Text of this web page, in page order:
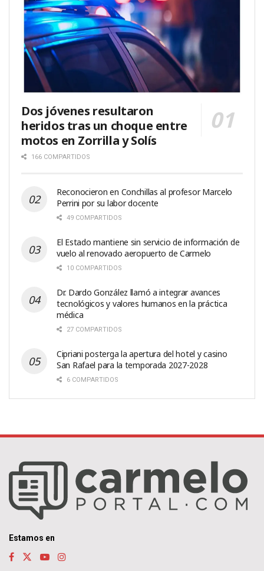
Dos jóvenes resultaron
heridos tras un choque entre
motos en Zorrilla y Solís
166 COMPARTIDOS
Reconocieron en Conchillas al profesor Marcelo
Perrini por su labor docente
49 COMPARTIDOS
El Estado mantiene sin servicio de información de
vuelo al renovado aeropuerto de Carmelo
10 COMPARTIDOS
Dr. Dardo González llamó a integrar avances
tecnológicos y valores humanos en la práctica
médica
27 COMPARTIDOS
Cipriani posterga la apertura del hotel y casino
San Rafael para la temporada 2027-2028
6 COMPARTIDOS
Estamos en